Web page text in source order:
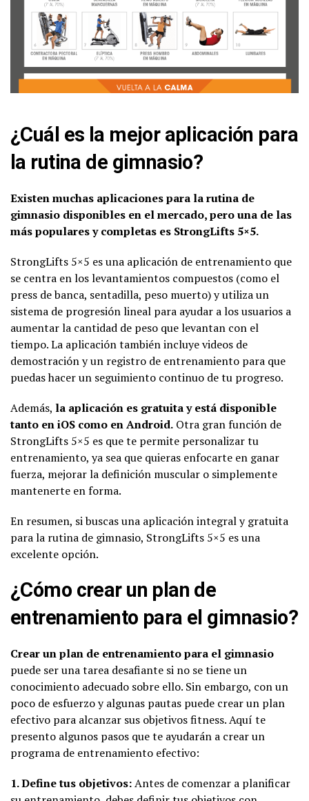
¿Cuál es la mejor aplicación para
la rutina de gimnasio?
Existen muchas aplicaciones para la rutina de
gimnasio disponibles en el mercado, pero una de las
más populares y completas es StrongLifts 5×5.
StrongLifts 5×5 es una aplicación de entrenamiento que
se centra en los levantamientos compuestos (como el
press de banca, sentadilla, peso muerto) y utiliza un
sistema de progresión lineal para ayudar a los usuarios a
aumentar la cantidad de peso que levantan con el
tiempo. La aplicación también incluye videos de
demostración y un registro de entrenamiento para que
puedas hacer un seguimiento continuo de tu progreso.
Además, la aplicación es gratuita y está disponible
tanto en iOS como en Android. Otra gran función de
StrongLifts 5×5 es que te permite personalizar tu
entrenamiento, ya sea que quieras enfocarte en ganar
fuerza, mejorar la definición muscular o simplemente
mantenerte en forma.
En resumen, si buscas una aplicación integral y gratuita
para la rutina de gimnasio, StrongLifts 5×5 es una
excelente opción.
¿Cómo crear un plan de
entrenamiento para el gimnasio?
Crear un plan de entrenamiento para el gimnasio
puede ser una tarea desafiante si no se tiene un
conocimiento adecuado sobre ello. Sin embargo, con un
poco de esfuerzo y algunas pautas puede crear un plan
efectivo para alcanzar sus objetivos fitness. Aquí te
presento algunos pasos que te ayudarán a crear un
programa de entrenamiento efectivo:
1. Define tus objetivos:Antes de comenzar a planificar